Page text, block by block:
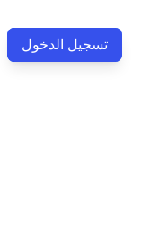
تسجيل الدخول